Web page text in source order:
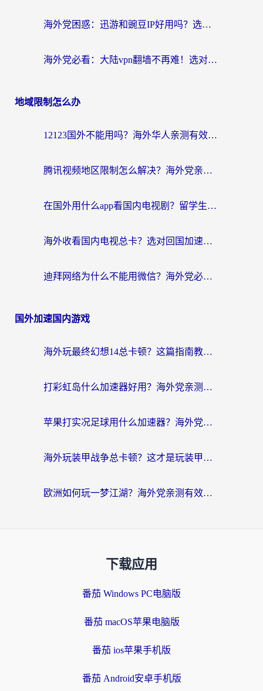
海外党困惑：迅游和豌豆IP好用吗？选对回国加速器，刷剧游戏再也不卡
海外党必看：大陆vpn翻墙不再难！选对加速器，无缝刷国内资源
地域限制怎么办
12123国外不能用吗？海外华人亲测有效的回国加速方案来了
腾讯视频地区限制怎么解决？海外党亲测有效的回国加速器选择指南
在国外用什么app看国内电视剧？留学生亲测有效的回国加速方案
海外收看国内电视总卡？选对回国加速器，让你流畅追《狂飙》《长相思》
迪拜网络为什么不能用微信？海外党必看的回国加速解决方案
国外加速国内游戏
海外玩最终幻想14总卡顿？这篇指南教你选对加速器（附非洲美国玩家实测）
打彩虹岛什么加速器好用？海外党亲测的国服游戏加速终极指南
苹果打实况足球用什么加速器？海外党亲测有效的国服游戏加速指南
海外玩装甲战争总卡顿？这才是玩装甲战争最好的加速器（附马来西亚玩重装上阵攻略）
欧洲如何玩一梦江湖？海外党亲测有效的国服游戏加速指南
下载应用
番茄 Windows PC电脑版
番茄 macOS苹果电脑版
番茄 ios苹果手机版
番茄 Android安卓手机版